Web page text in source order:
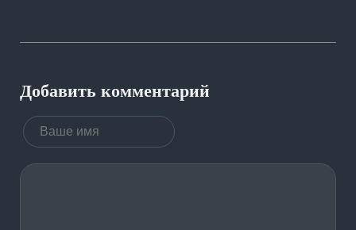
Добавить комментарий